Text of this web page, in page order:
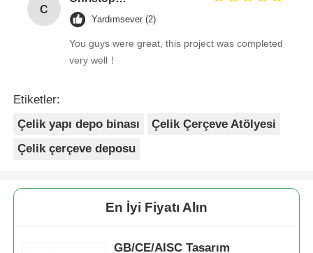
C
Yardımsever (2)
You guys were great, this project was completed
very well！
Etiketler:
Çelik yapı depo binası
Çelik Çerçeve Atölyesi
Çelik çerçeve deposu
En İyi Fiyatı Alın
GB/CE/AISC Tasarım